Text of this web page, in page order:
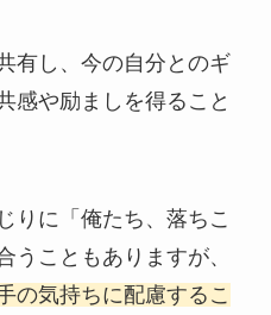
有し、今の自分とのギ
感や励ましを得ること
りに「俺たち、落ちこ
うこともありますが、
の気持ちに配慮するこ